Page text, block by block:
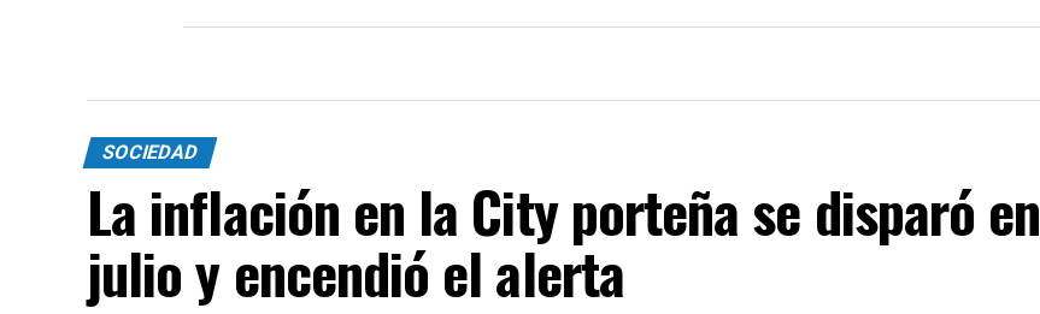
SOCIEDAD
La inflación en la City porteña se disparó en
julio y encendió el alerta